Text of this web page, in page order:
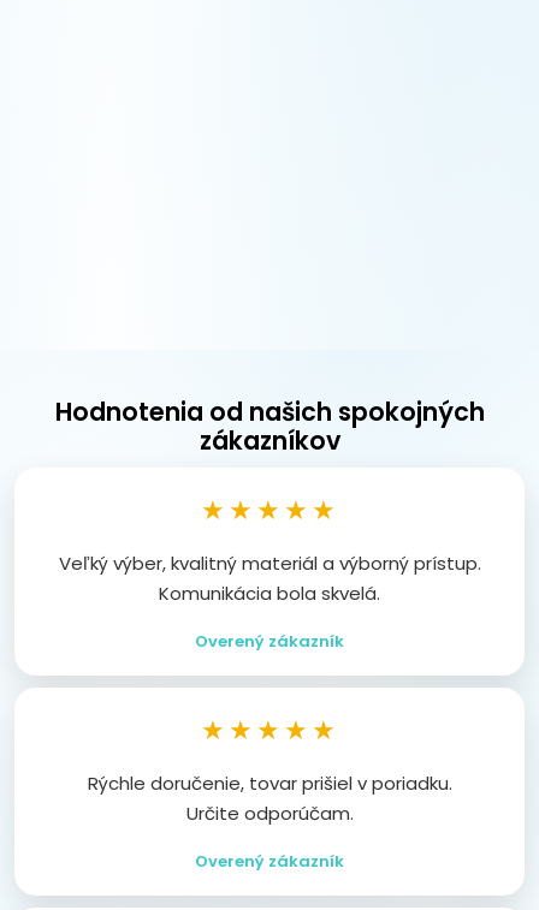
Hodnotenia od našich spokojných
zákazníkov
★★★★★
Veľký výber, kvalitný materiál a výborný prístup.
Komunikácia bola skvelá.
Overený zákazník
★★★★★
Rýchle doručenie, tovar prišiel v poriadku.
Určite odporúčam.
Overený zákazník